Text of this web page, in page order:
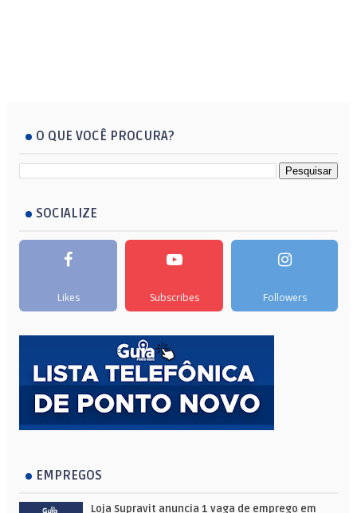
O QUE VOCÊ PROCURA?
SOCIALIZE
Likes Subscribes Followers
EMPREGOS
Loja Supravit anuncia 1 vaga de emprego em